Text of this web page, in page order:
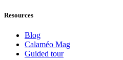
Resources
Blog
Calaméo Mag
Guided tour